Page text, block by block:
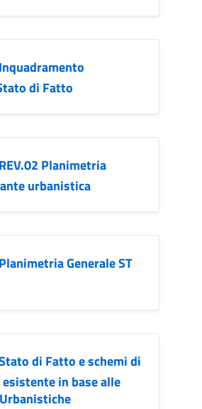
di Fatto
Planimetria
urbanistica
Generale ST
di Fatto e schemi di
in base alle